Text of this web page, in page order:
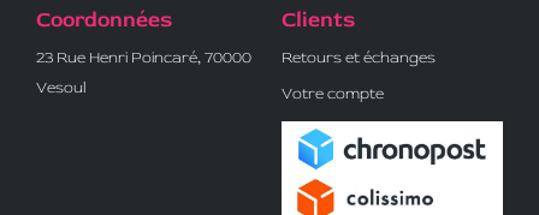
Coordonnées
23 Rue Henri Poincaré, 70000
Vesoul
Clients
Retours et échanges
Votre compte